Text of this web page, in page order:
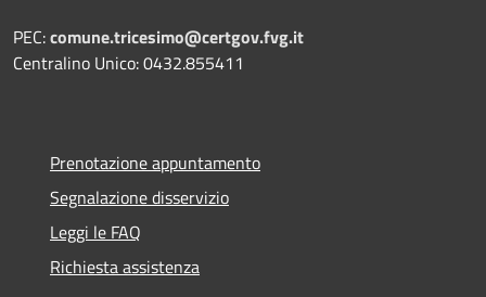
PEC:comune.tricesimo@certgov.fvg.it
Centralino Unico: 0432.855411
Prenotazione appuntamento
Segnalazione disservizio
Leggi le FAQ
Richiesta assistenza